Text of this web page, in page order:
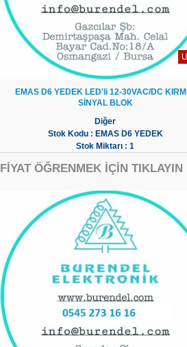
EMAS D6 YEDEK LED'li 12-30VAC/DC
SİNYAL BLOK
Diğer
Stok Kodu : EMAS D6 YEDEK
Stok Miktarı : 1
FİYAT ÖĞRENMEK İÇİN TIKLAYIN